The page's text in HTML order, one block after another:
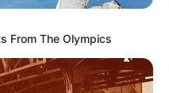
From The Olympics